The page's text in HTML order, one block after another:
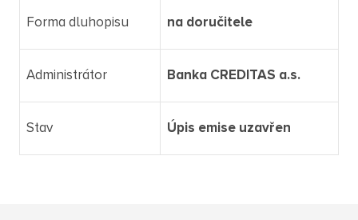
Forma dluhopisu na doručitele
Administrátor Banka CREDITAS a.s.
Stav Úpis emise uzavřen